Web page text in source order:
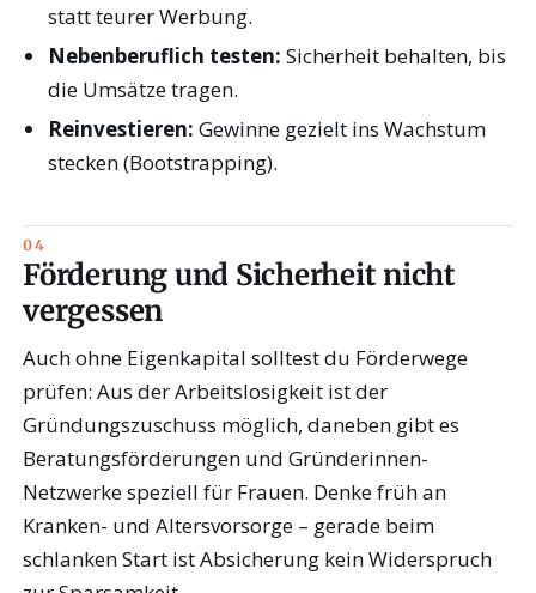
statt teurer Werbung.
Nebenberuflich testen: Sicherheit behalten, bis
die Umsätze tragen.
Reinvestieren: Gewinne gezielt ins Wachstum
stecken (Bootstrapping).
Förderung und Sicherheit nicht
vergessen
Auch ohne Eigenkapital solltest du Förderwege
prüfen: Aus der Arbeitslosigkeit ist der
Gründungszuschuss möglich, daneben gibt es
Beratungsförderungen und Gründerinnen-
Netzwerke speziell für Frauen. Denke früh an
Kranken- und Altersvorsorge – gerade beim
schlanken Start ist Absicherung kein Widerspruch